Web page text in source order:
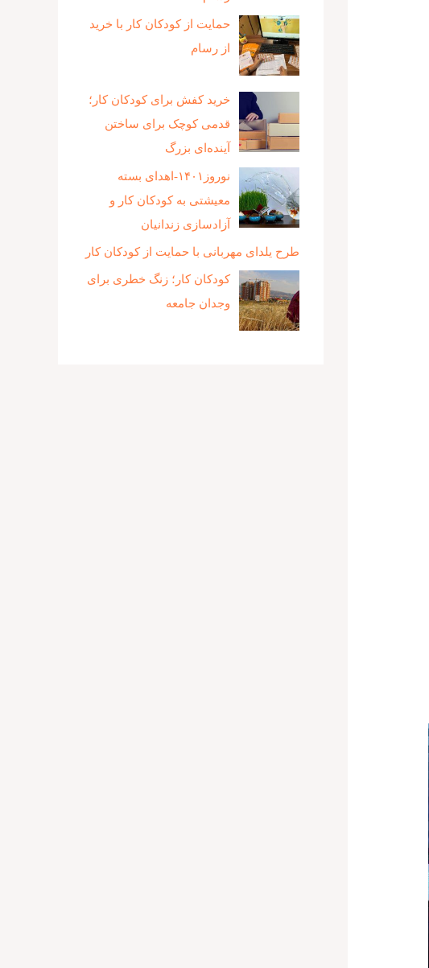
حمایت از کودکان کار با خرید
از رسام
خرید کفش برای کودکان کار؛
قدمی کوچک برای ساختن
آینده‌ای بزرگ
نوروز۱۴۰۱-اهدای بسته
معیشتی به کودکان کار و
آزادسازی زندانیان
طرح یلدای مهربانی با حمایت از کودکان کار
کودکان کار؛ زنگ خطری برای
وجدان جامعه